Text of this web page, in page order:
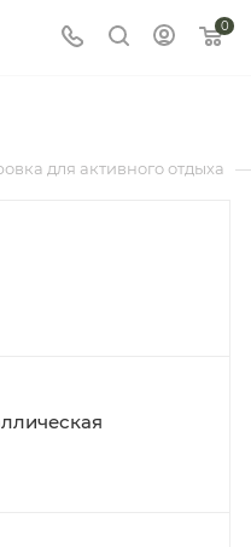
0
для активного отдыха